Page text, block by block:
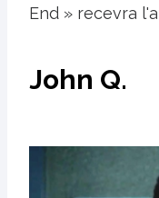
End » recevra
John Q.